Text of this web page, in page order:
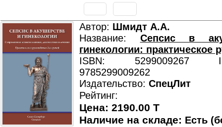
Автор: Шмидт А.А.
Название: Сепсис в
гинекологии: практическое
ISBN: 5299009267
9785299009262
Издательство: СпецЛит
Рейтинг:
Цена: 2190.00 T
Наличие на складе: Есть